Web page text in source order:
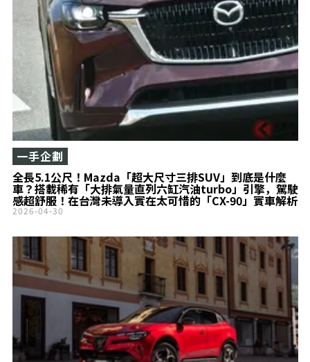
全長5.1公尺！Mazda「超大尺寸三排SUV」到底是什麼
車？搭載稀有「大排氣量直列六缸汽油turbo」引擎，駕駛
感超舒服！在台灣未導入實在太可惜的「CX-90」實車解析
一手企劃
2026-04-30